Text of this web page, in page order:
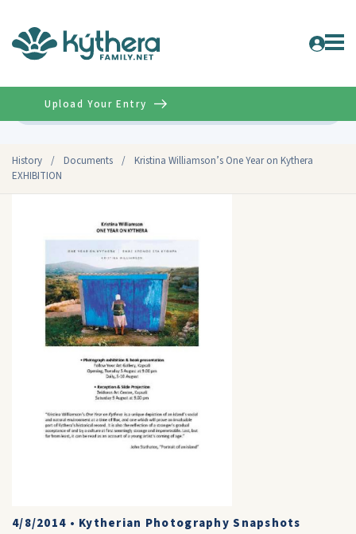
History / Documents /
Kristina Williamson’s One Year on Kythera
EXHIBITION
Upload Your Entry
4/8/2014 • Kytherian Photography Snapshots